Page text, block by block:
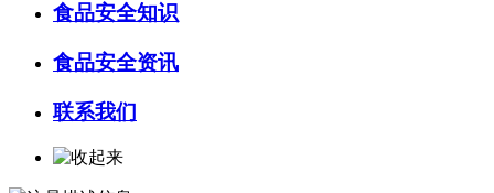
食品安全知识
食品安全资讯
联系我们